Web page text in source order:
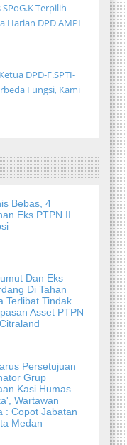
Terpilih
Harian DPD AMPI
DPD-F.SPTI-
Fungsi, Kami
Bebas, 4
Eks PTPN II
Dan Eks
Di Tahan
Terlibat Tindak
Asset PTPN
Persetujuan
Grup
Kasi Humas
Wartawan
: Copot Jabatan
Medan